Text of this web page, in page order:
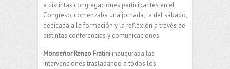
a distintas congregaciones participantes en el
Congreso, comenzaba una jornada, la del sábado,
dedicada a la formación y la reflexión a través de
distintas conferencias y comunicaciones.
Monseñor Renzo Fratini inauguraba las
intervenciones trasladando a todos los